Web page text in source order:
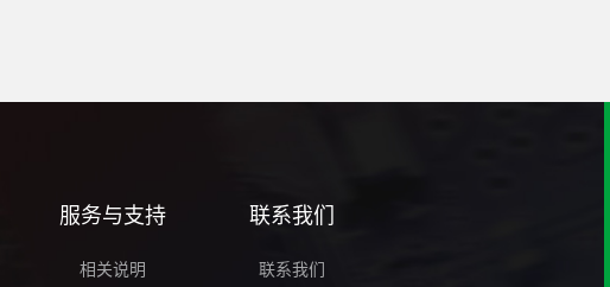
服务与支持
相关说明
联系我们
联系我们